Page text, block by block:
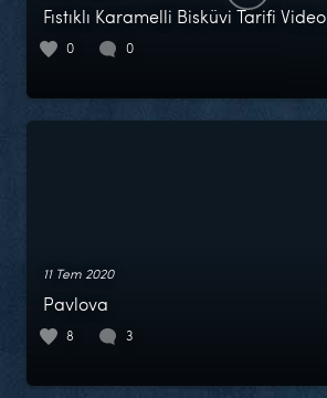
Fıstıklı Karamelli Bisküvi Tarifi Video
0 0
11 Tem 2020
Pavlova
8 3